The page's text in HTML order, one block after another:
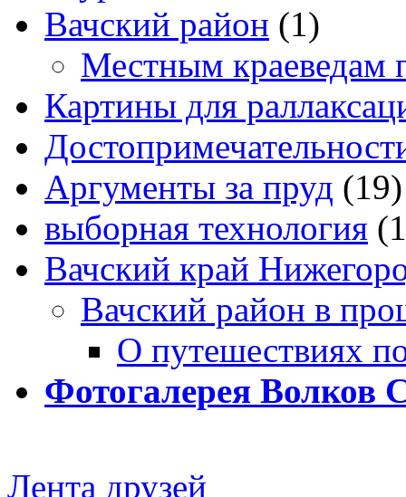
Вачский район (1)
Местным краеведам
Картины для
Аргументы за пруд (19)
выборная технология
Вачский край
Вачский район в
О путешествиях
Фотогалерея Волков
Лента друзей